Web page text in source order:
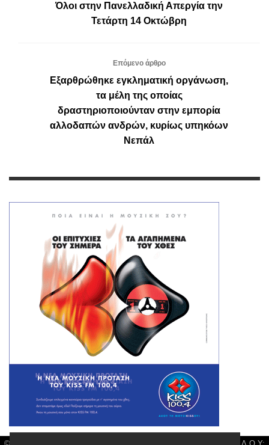
Όλοι στην Πανελλαδική Απεργία την
Τετάρτη 14 Οκτώβρη
Επόμενο άρθρο
Εξαρθρώθηκε εγκληματική οργάνωση,
τα μέλη της οποίας
δραστηριοποιούνταν στην εμπορία
αλλοδαπών ανδρών, κυρίως υπηκόων
Νεπάλ